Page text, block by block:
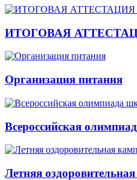
ИТОГОВАЯ
Организация питания
Всероссийская
Летняя